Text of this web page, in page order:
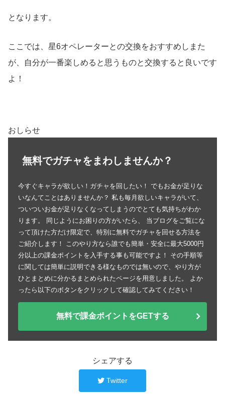
となります。
ここでは、星6オペレーターとの交換をおすすめしまた
が、自分が一番楽しめると思うものと交換すると良いです
よ！
おしらせ
無料でガチャをまわしませんか？
今すぐキャラが欲しい！ガチャを回したい！ でもお金が足りな
いなんてことはありませんか？ 私も毎月欲しいキャラがいて、
ついついお金が足りなくなってしまうのでとても気持ちがわか
ります。 同じようにお困りの方がいたら、 当ブログをご覧にな
って頂けた方だけ限定で、特別に無料でガチャを回せる方法を
ご紹介します！ このやり方なら誰でも簡単・安全に最大5000円
分以上の課金ポイントを入手する事も可能ですよ！ その手順等
に関しては簡単に説明できる様なものでは無いので、やり方が
ひとまとめに分かるまとめられたページを用意しました。 よか
ったら以下のボタンをクリックして確認してみてください！
無料で課金ポイントをGETする
シェアする
Twitter